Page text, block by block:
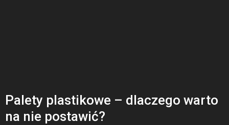
Palety plastikowe – dlaczego warto
na nie postawić?